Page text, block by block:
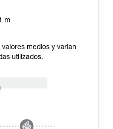
m
medios y varian
utilizados.